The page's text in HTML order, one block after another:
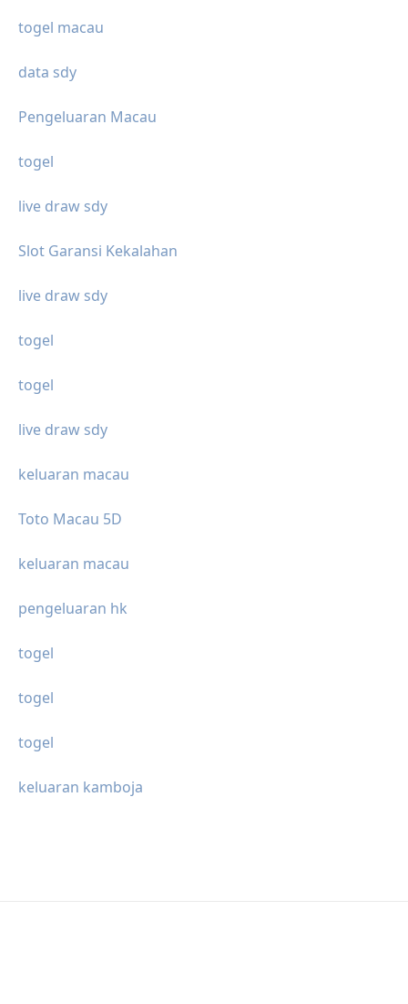
togel macau
data sdy
Pengeluaran Macau
togel
live draw sdy
Slot Garansi Kekalahan
live draw sdy
togel
togel
live draw sdy
keluaran macau
Toto Macau 5D
keluaran macau
pengeluaran hk
togel
togel
togel
keluaran kamboja